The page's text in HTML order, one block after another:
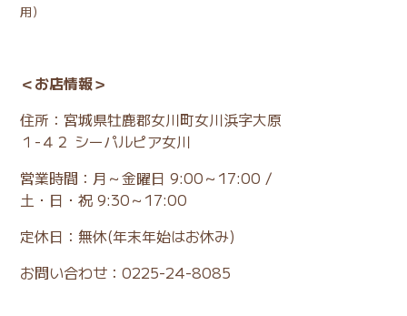
用）
＜お店情報＞
住所：宮城県牡鹿郡女川町女川浜字大原
１-４２ シーパルピア女川
営業時間：月～金曜日 9:00～17:00 /
土・日・祝 9:30～17:00
定休日：無休(年末年始はお休み)
お問い合わせ：0225-24-8085